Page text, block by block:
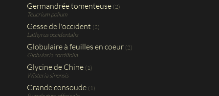
Germandrée tomenteuse (2)
Teucrium polium
Gesse de l'occident (2)
Lathyrus occidentalis
Globulaire à feuilles en coeur (2)
Globularia cordifolia
Glycine de Chine (1)
Wisteria sinensis
Grande consoude (1)